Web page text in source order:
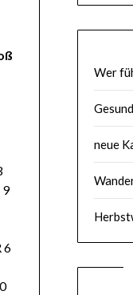
9
6
Wer
neue